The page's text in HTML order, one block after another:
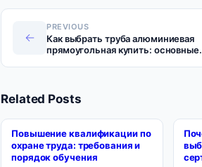
←
PREVIOUS
Как выбрать труба алюминиевая
прямоугольная купить: основные
Related Posts
Повышение квалификации по
охране труда: требования и
порядок обучения